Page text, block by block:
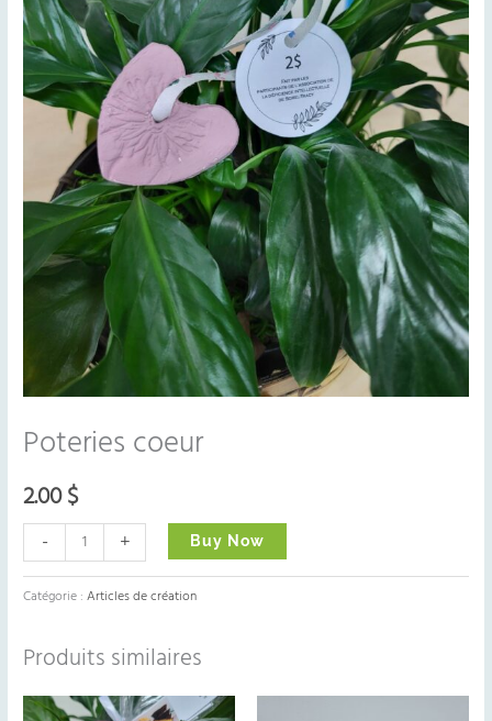
Poteries coeur
2.00$
- + Buy Now
Catégorie :Articles de création
Produits similaires